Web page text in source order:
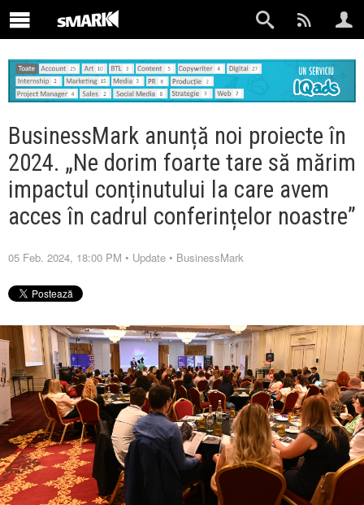
BusinessMark anunță noi proiecte în
2024. „Ne dorim foarte tare să mărim
impactul conținutului la care avem
acces în cadrul conferințelor noastre”
05 Feb. 2024, 18:00 PM • Update • BusinessMark